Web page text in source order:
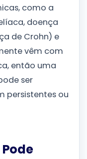
como a
doença
de Crohn) e
vêm com
então uma
ser
persistentes ou